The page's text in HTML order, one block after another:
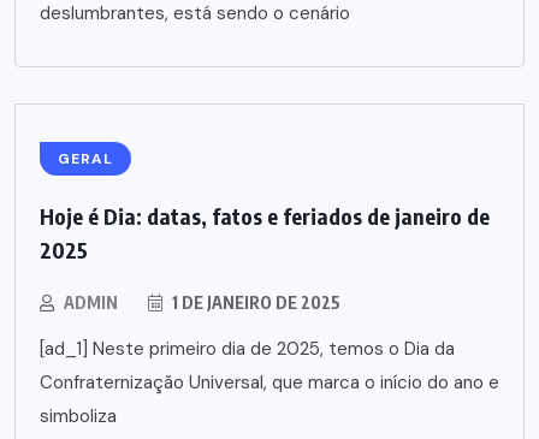
deslumbrantes, está sendo o cenário
GERAL
Hoje é Dia: datas, fatos e feriados de janeiro de
2025
ADMIN 1 DE JANEIRO DE 2025
[ad_1] Neste primeiro dia de 2025, temos o Dia da
Confraternização Universal, que marca o início do ano e
simboliza